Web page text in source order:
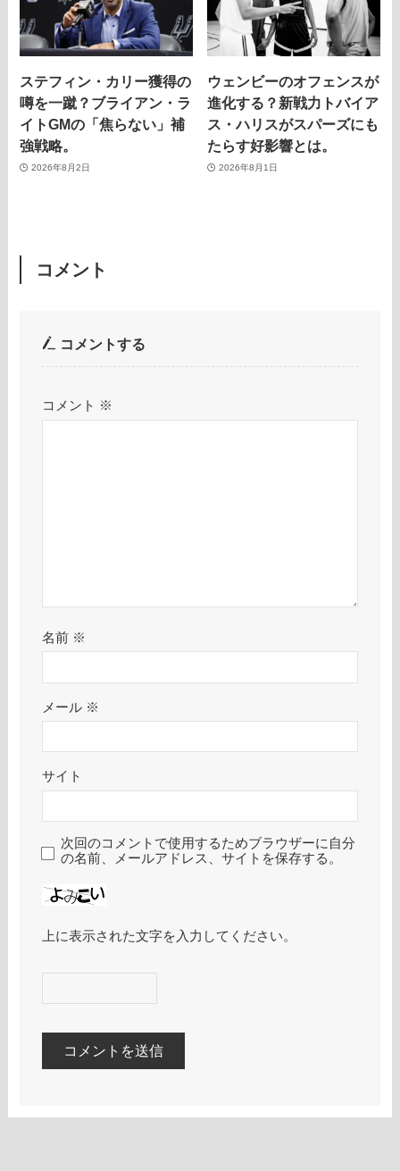
ステフィン・カリー獲得の
噂を一蹴？ブライアン・ラ
イトGMの「焦らない」補
強戦略。
2026年8月2日
ウェンビーのオフェンスが
進化する？新戦力トバイア
ス・ハリスがスパーズにも
たらす好影響とは。
2026年8月1日
コメント
コメントする
コメント ※
名前 ※
メール ※
サイト
次回のコメントで使用するためブラウザーに自分
の名前、メールアドレス、サイトを保存する。
上に表示された文字を入力してください。